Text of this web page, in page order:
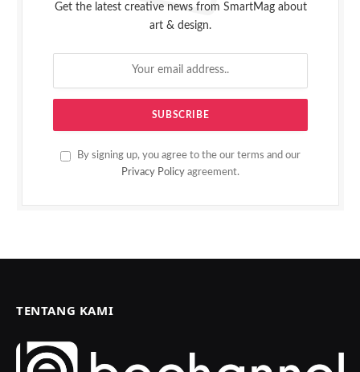
Get the latest creative news from SmartMag about
art & design.
By signing up, you agree to the our terms and our
Privacy Policy agreement.
TENTANG KAMI